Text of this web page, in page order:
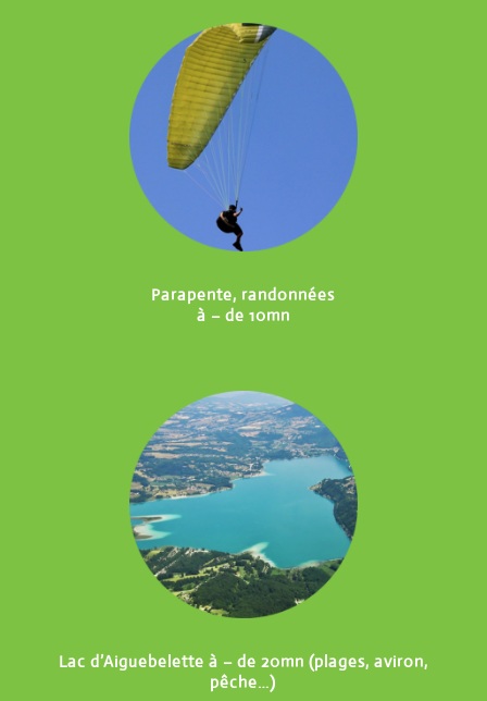
Parapente, randonnées
à – de 10mn
Lac d’Aiguebelette à – de 20mn (plages, aviron,
pêche…)